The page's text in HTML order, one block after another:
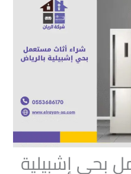
بحي إشبيلية